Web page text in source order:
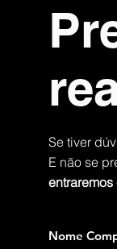
Se tiver
E não se
entraremos
Nome